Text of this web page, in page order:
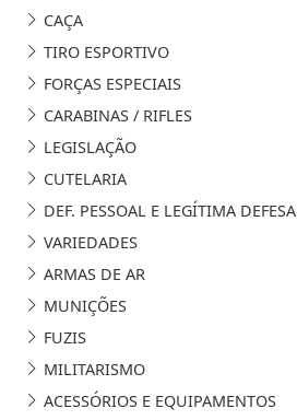
CAÇA
TIRO ESPORTIVO
FORÇAS ESPECIAIS
CARABINAS / RIFLES
LEGISLAÇÃO
CUTELARIA
DEF. PESSOAL E LEGÍTIMA DEFESA
VARIEDADES
ARMAS DE AR
MUNIÇÕES
FUZIS
MILITARISMO
ACESSÓRIOS E EQUIPAMENTOS